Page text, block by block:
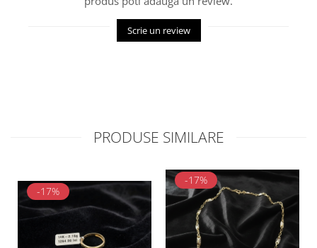
Scrie un review
PRODUSE SIMILARE
-17%
-17%